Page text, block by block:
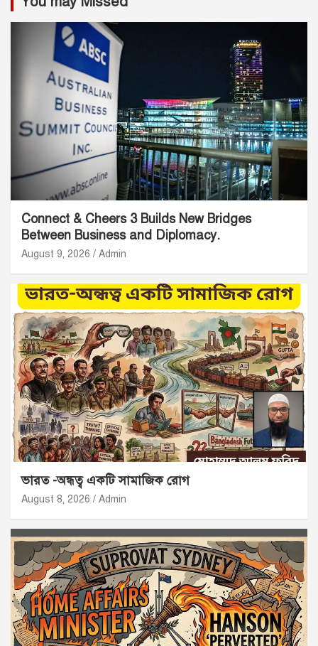
Connect & Cheers 3 Builds New Bridges
Between Business and Diplomacy.
August 9, 2026 Admin
ভারত -অন্ধত্ব একটি সামাজিক রোগ
August 8, 2026 Admin